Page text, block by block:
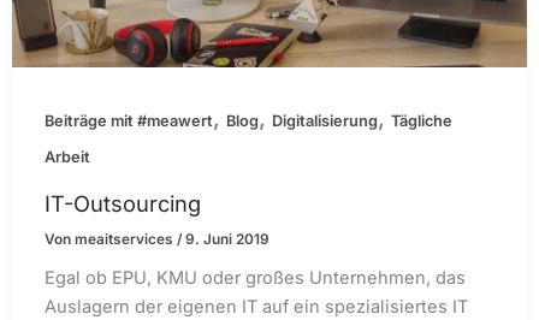
Beiträge mit #meawert, Blog, Digitalisierung,Tägliche
Arbeit
IT-Outsourcing
Vonmeaitservices /9. Juni 2019
Egal ob EPU, KMU oder großes Unternehmen, das
Auslagern der eigenen IT auf ein spezialisiertes IT